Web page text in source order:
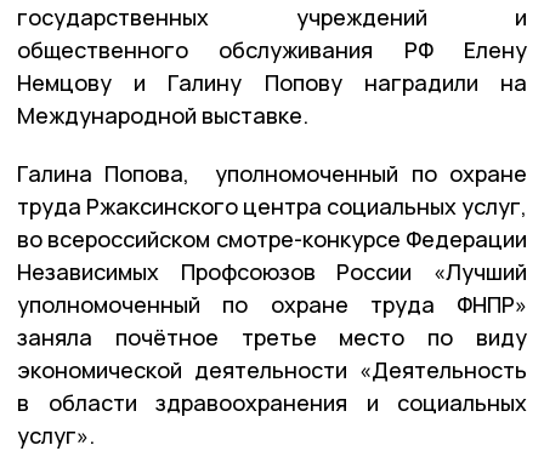
государственных учреждений и
общественного обслуживания РФ Елену
Немцову и Галину Попову наградили на
Международной выставке.
Галина Попова, уполномоченный по охране
труда Ржаксинского центра социальных услуг,
во всероссийском смотре-конкурсе Федерации
Независимых Профсоюзов России «Лучший
уполномоченный по охране труда ФНПР»
заняла почётное третье место по виду
экономической деятельности «Деятельность
в области здравоохранения и социальных
услуг».